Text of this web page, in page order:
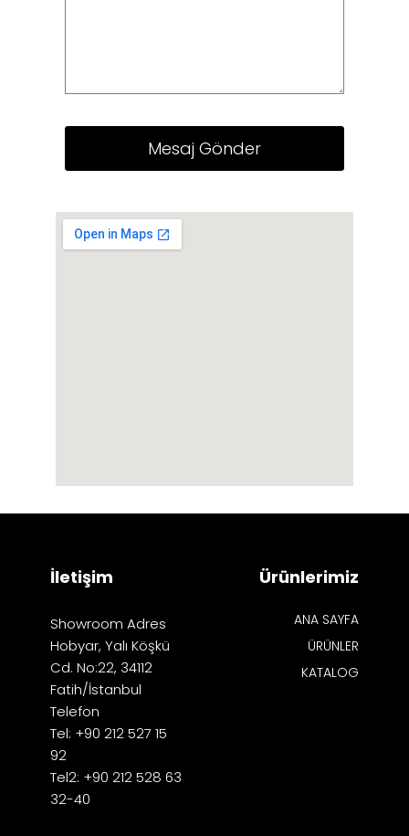
İletişim
Showroom Adres
Hobyar, Yalı Köşkü
Cd. No:22, 34112
Fatih/İstanbul
Telefon
Tel: +90 212 527 15
92
Tel2: +90 212 528 63
32-40
Ürünlerimiz
ANA SAYFA
ÜRÜNLER
KATALOG